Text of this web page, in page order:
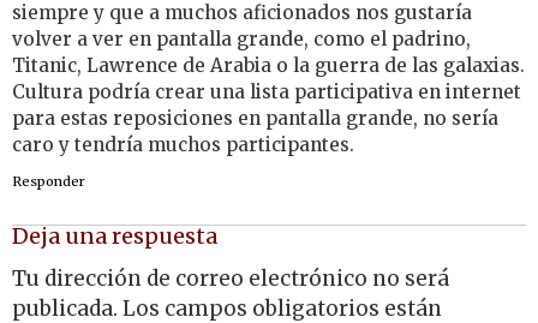
siempre y que a muchos aficionados nos gustaría
volver a ver en pantalla grande, como el padrino,
Titanic, Lawrence de Arabia o la guerra de las galaxias.
Cultura podría crear una lista participativa en internet
para estas reposiciones en pantalla grande, no sería
caro y tendría muchos participantes.
Responder
Deja una respuesta
Tu dirección de correo electrónico no será
publicada. Los campos obligatorios están